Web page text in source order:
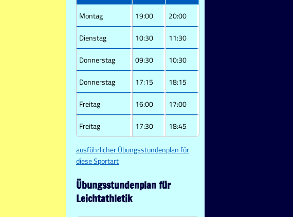
Montag 19:00 20:00
Dienstag 10:30 11:30
Donnerstag 09:30 10:30
Donnerstag 17:15 18:15
Freitag 16:00 17:00
Freitag 17:30 18:45
ausführlicher Übungsstundenplan für
diese Sportart
Übungsstundenplan für
Leichtathletik